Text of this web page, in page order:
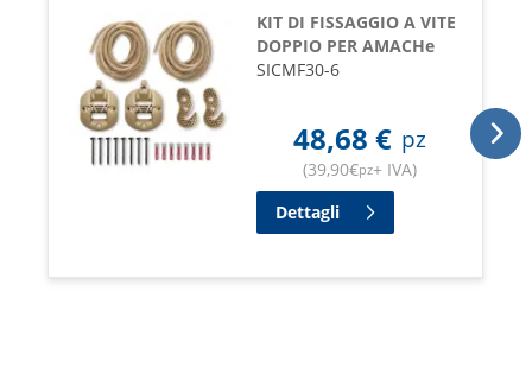
KIT DI FISSAGGIO A VITE
DOPPIO PER AMACHe
SICMF30-6
48,68 € pz
(39,90€pz+ IVA)
Dettagli